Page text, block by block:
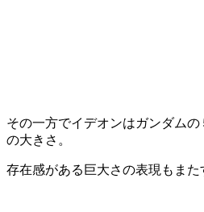
その一方でイデオンはガンダム
の大きさ。
存在感がある巨大さの表現もまた